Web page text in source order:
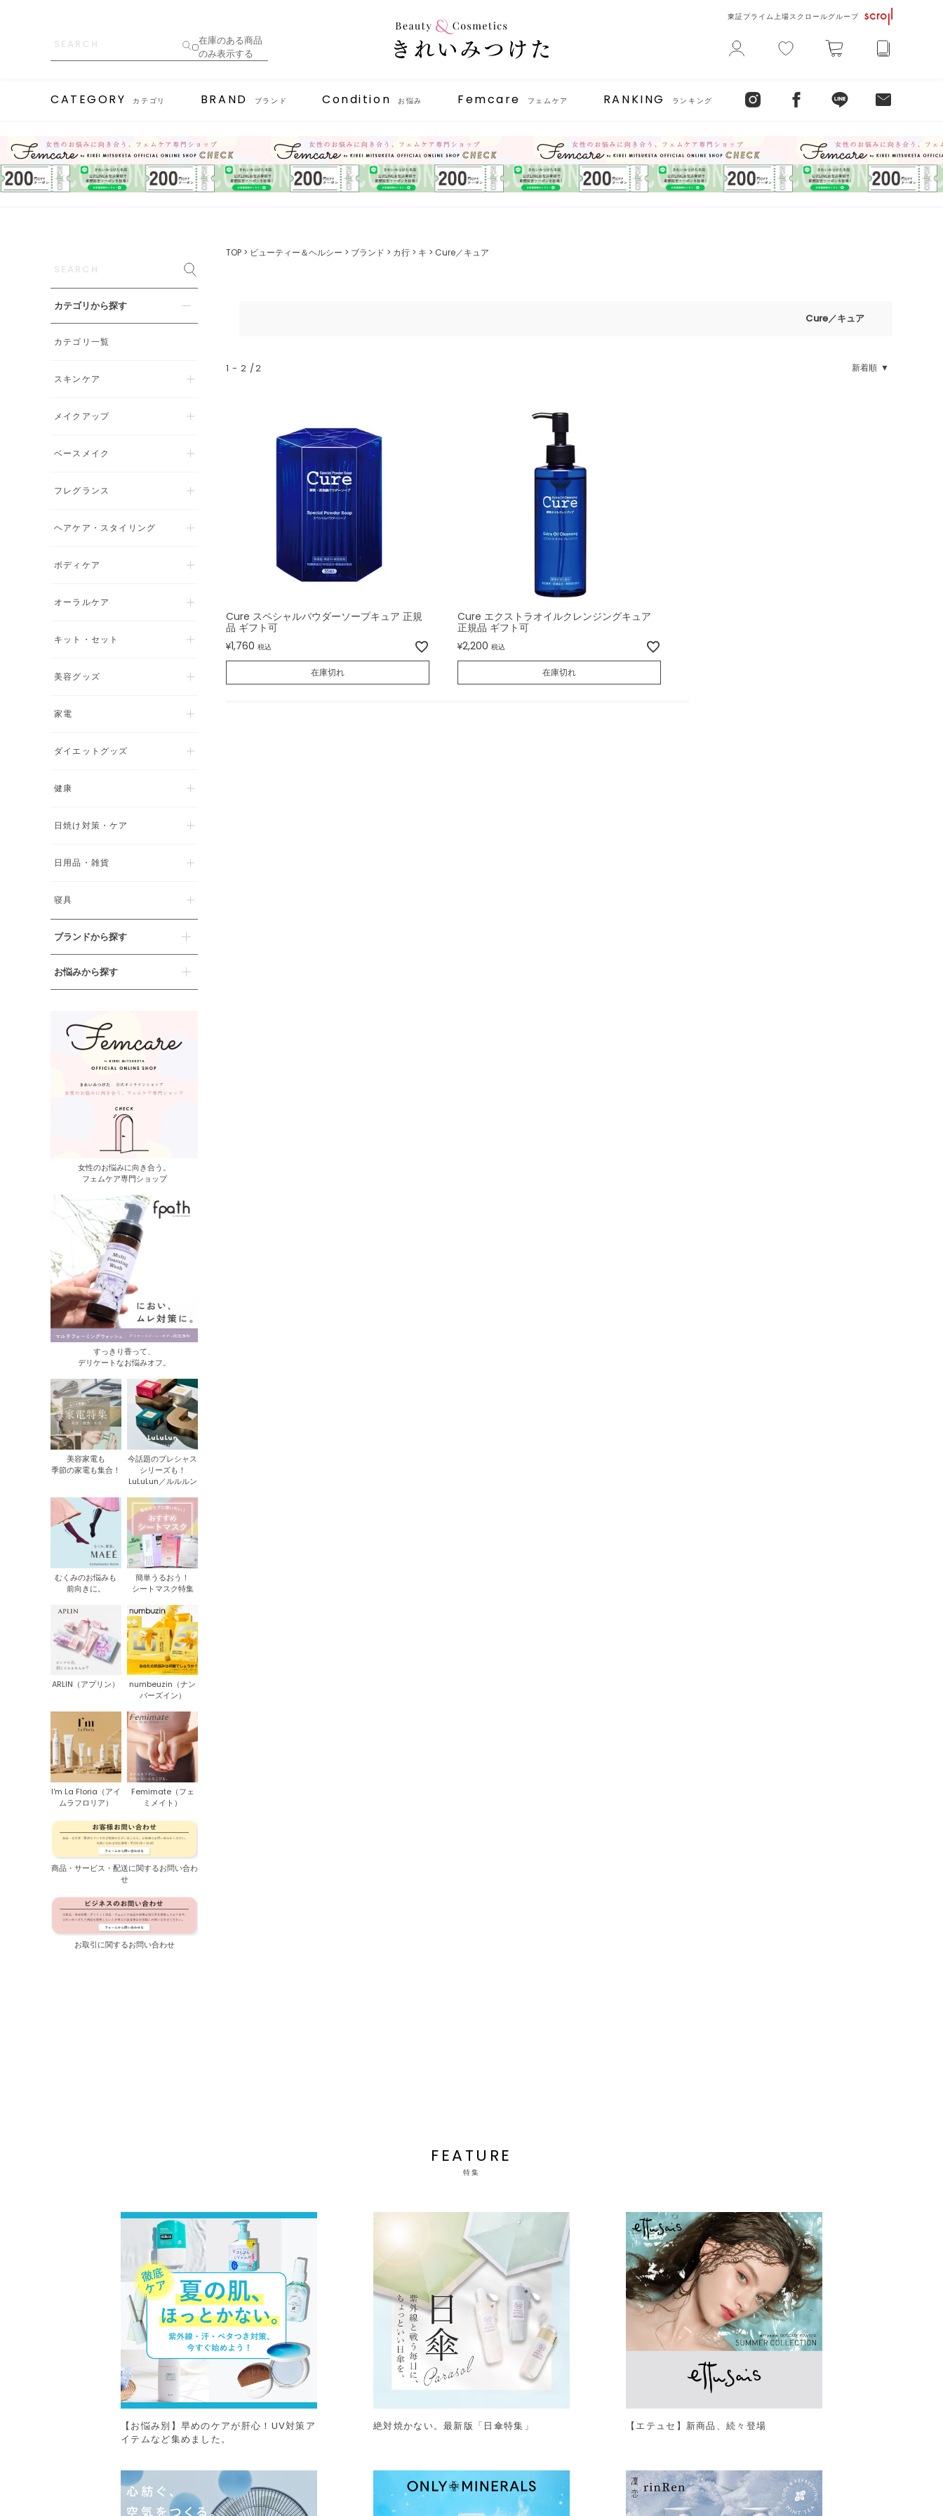
在庫のある商品
のみ表示する
東証プライム上場スクロールグループ
CATEGORY カテゴリ BRAND ブランド Condition お悩み Femcare フェムケア RANKING ランキング
カテゴリから探す
カテゴリ一覧
スキンケア
メイクアップ
ベースメイク
フレグランス
ヘアケア・スタイリング
ボディケア
オーラルケア
キット・セット
美容グッズ
家電
ダイエットグッズ
健康
日焼け対策・ケア
日用品・雑貨
寝具
ブランドから探す
お悩みから探す
女性のお悩みに向き合う。
フェムケア専門ショップ
すっきり香って、
デリケートなお悩みオフ。
美容家電も
季節の家電も集合！
今話題のプレシャス
シリーズも！
LuLuLun／ルルルン
むくみのお悩みも
前向きに。
簡単うるおう！
シートマスク特集
ARLIN（アプリン）
numbeuzin（ナン
バーズイン）
I'm La Floria（アイ
ムラフロリア）
Femimate（フェ
ミメイト）
商品・サービス・配送に関するお問い合わ
せ
お取引に関するお問い合わせ
TOP ビューティー＆ヘルシー ブランド カ行 キ Cure／キュア
Cure／キュア
新着順
1 - 2 2
Cure スペシャルパウダーソープキュア 正規
品 ギフト可
¥1,760 税込
在庫切れ
Cure エクストラオイルクレンジングキュア
正規品 ギフト可
¥2,200 税込
在庫切れ
FEATURE
特集
【お悩み別】早めのケアが肝心！UV対策ア
イテムなど集めました。
絶対焼かない。最新版「日傘特集」 【エテュセ】新商品、続々登場